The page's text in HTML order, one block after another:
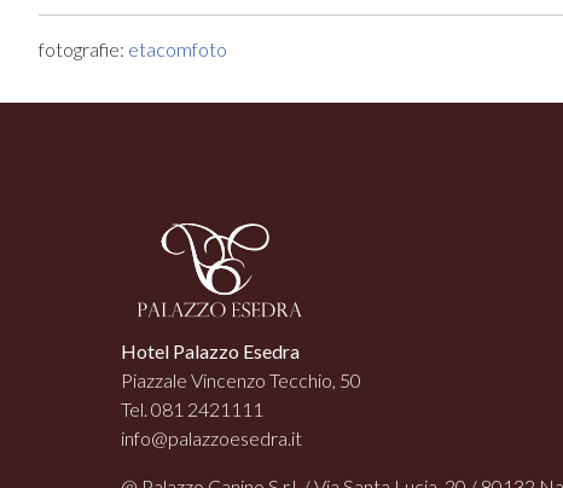
fotografie: etacomfoto
Hotel Palazzo Esedra
Piazzale Vincenzo Tecchio, 50
Tel. 081 2421111
info@palazzoesedra.it